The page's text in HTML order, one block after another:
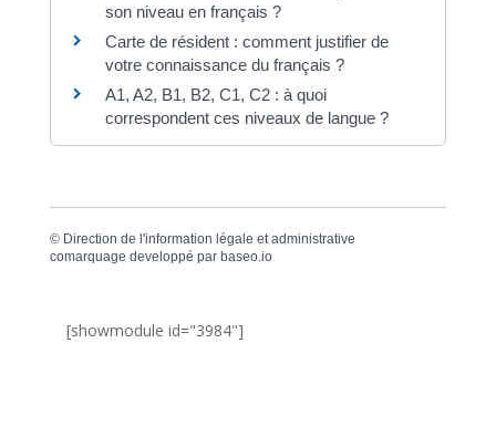
son niveau en français ?
Carte de résident : comment justifier de
votre connaissance du français ?
A1, A2, B1, B2, C1, C2 : à quoi
correspondent ces niveaux de langue ?
© Direction de l'information légale et administrative
comarquage developpé par baseo.io
[showmodule id="3984"]